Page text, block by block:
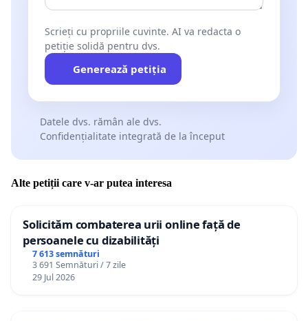
Scrieți cu propriile cuvinte. AI va redacta o
petiție solidă pentru dvs.
Generează petiția
Datele dvs. rămân ale dvs.
Confidențialitate integrată de la început
Alte petiții care v-ar putea interesa
Solicităm combaterea urii online față de
persoanele cu dizabilități
7 613 semnături
3 691 Semnături / 7 zile
29 Jul 2026